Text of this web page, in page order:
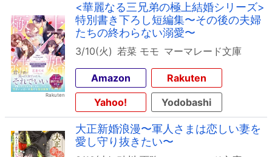
<華麗なる三兄弟の極上結婚シリーズ>
特別書き下ろし短編集〜その後の夫婦
たちの終わらない溺愛〜
3/10(火) 若菜 モモ マーマレード文庫
Amazon
Rakuten
Yahoo!
Yodobashi
大正新婚浪漫〜軍人さまは恋しい妻を
愛し守り抜きたい〜